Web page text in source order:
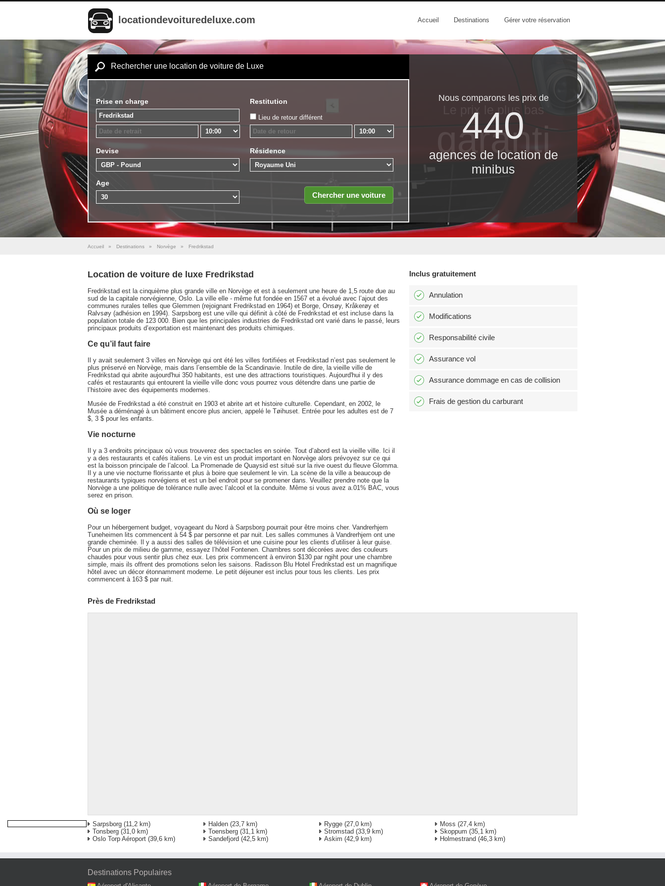
locationdevoituredeluxe.com Accueil Destinations Gérer votre réservation
Rechercher une location de voiture de Luxe
Prise en charge Restitution
Lieu de retour différent
Devise Résidence
Age
Nous comparons les prix de
440
agences de location de
minibus
Le prix le​ plus bas
garanti
Accueil » Destinations » Norvège » Fredrikstad
Location de voiture de luxe Fredrikstad
Fredrikstad est la cinquième plus grande ville en Norvège et est à seulement une heure de 1,5 route due au
sud de la capitale norvégienne, Oslo. La ville elle - même fut fondée en 1567 et a évolué avec l’ajout des
communes rurales telles que Glemmen (rejoignant Fredrikstad en 1964) et Borge, Onsøy, Kråkerøy et
Ralvsøy (adhésion en 1994). Sarpsborg est une ville qui définit à côté de Fredrikstad et est incluse dans la
population totale de 123 000. Bien que les principales industries de Fredrikstad ont varié dans le passé, leurs
principaux produits d’exportation est maintenant des produits chimiques.
Ce qu’il faut faire
Il y avait seulement 3 villes en Norvège qui ont été les villes fortifiées et Fredrikstad n’est pas seulement le
plus préservé en Norvège, mais dans l’ensemble de la Scandinavie. Inutile de dire, la vieille ville de
Fredrikstad qui abrite aujourd'hui 350 habitants, est une des attractions touristiques. Aujourd'hui il y des
cafés et restaurants qui entourent la vieille ville donc vous pourrez vous détendre dans une partie de
l’histoire avec des équipements modernes.
Musée de Fredrikstad a été construit en 1903 et abrite art et histoire culturelle. Cependant, en 2002, le
Musée a déménagé à un bâtiment encore plus ancien, appelé le Tøihuset. Entrée pour les adultes est de 7
$, 3 $ pour les enfants.
Vie nocturne
Il y a 3 endroits principaux où vous trouverez des spectacles en soirée. Tout d’abord est la vieille ville. Ici il
y a des restaurants et cafés italiens. Le vin est un produit important en Norvège alors prévoyez sur ce qui
est la boisson principale de l’alcool. La Promenade de Quaysid est situé sur la rive ouest du fleuve Glomma.
Il y a une vie nocturne florissante et plus à boire que seulement le vin. La scène de la ville a beaucoup de
restaurants typiques norvégiens et est un bel endroit pour se promener dans. Veuillez prendre note que la
Norvège a une politique de tolérance nulle avec l’alcool et la conduite. Même si vous avez a.01% BAC, vous
serez en prison.
Où se loger
Pour un hébergement budget, voyageant du Nord à Sarpsborg pourrait pour être moins cher. Vandrerhjem
Tuneheimen lits commencent à 54 $ par personne et par nuit. Les salles communes à Vandrerhjem ont une
grande cheminée. Il y a aussi des salles de télévision et une cuisine pour les clients d’utiliser à leur guise.
Pour un prix de milieu de gamme, essayez l’hôtel Fontenen. Chambres sont décorées avec des couleurs
chaudes pour vous sentir plus chez eux. Les prix commencent à environ $130 par ngiht pour une chambre
simple, mais ils offrent des promotions selon les saisons. Radisson Blu Hotel Fredrikstad est un magnifique
hôtel avec un décor étonnamment moderne. Le petit déjeuner est inclus pour tous les clients. Les prix
commencent à 163 $ par nuit.
Inclus gratuitement
Annulation
Modifications
Responsabilité civile
Assurance vol
Assurance dommage en cas de collision
Frais de gestion du carburant
Près de Fredrikstad
Sarpsborg (11,2 km) Halden (23,7 km) Rygge (27,0 km) Moss (27,4 km)
Tonsberg (31,0 km) Toensberg (31,1 km) Stromstad (33,9 km) Skoppum (35,1 km)
Oslo Torp Aéroport (39,6 km) Sandefjord (42,5 km) Askim (42,9 km) Holmestrand (46,3 km)
Destinations Populaires